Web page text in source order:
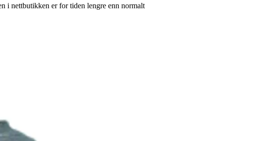
i nettbutikken er for tiden lengre enn normalt